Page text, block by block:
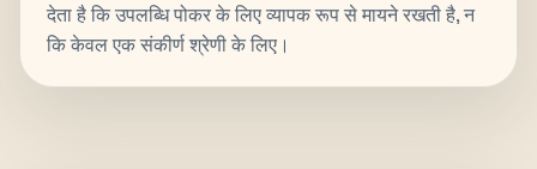
देता है कि उपलब्धि पोकर के लिए व्यापक रूप से मायने रखती है, न
कि केवल एक संकीर्ण श्रेणी के लिए।